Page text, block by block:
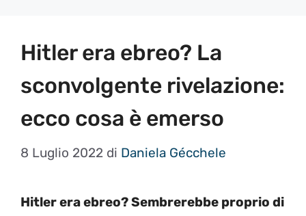
Hitler era ebreo? La
sconvolgente rivelazione:
ecco cosa è emerso
8 Luglio 2022 di Daniela Gécchele
Hitler era ebreo? Sembrerebbe proprio di